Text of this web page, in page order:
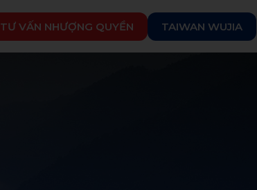
TƯ VẤN NHƯỢNG QUYỀN TAIWAN WUJIA